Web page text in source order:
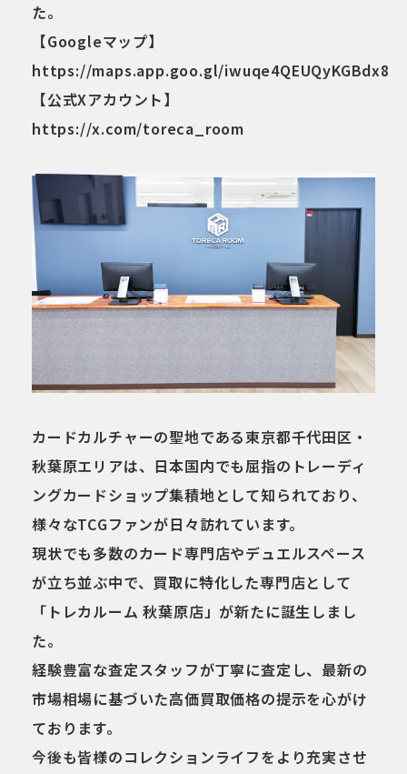
た。
【Googleマップ】
https://maps.app.goo.gl/iwuqe4QEUQyKGBdx8
【公式Xアカウント】
https://x.com/toreca_room
カードカルチャーの聖地である東京都千代田区・
秋葉原エリアは、日本国内でも屈指のトレーディ
ングカードショップ集積地として知られており、
様々なTCGファンが日々訪れています。
現状でも多数のカード専門店やデュエルスペース
が立ち並ぶ中で、買取に特化した専門店として
「トレカルーム 秋葉原店」が新たに誕生しまし
た。
経験豊富な査定スタッフが丁寧に査定し、最新の
市場相場に基づいた高価買取価格の提示を心がけ
ております。
今後も皆様のコレクションライフをより充実させ